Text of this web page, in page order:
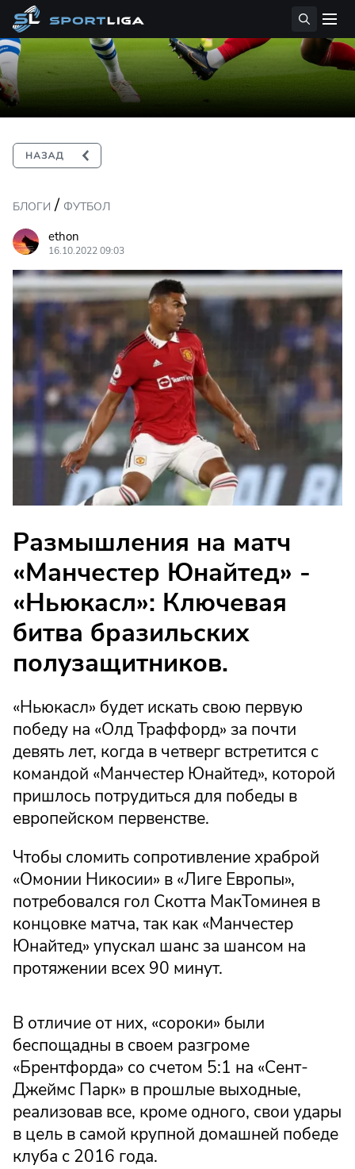
БЛОГИ / ФУТБОЛ
ethon
16.10.2022 09:03
Размышления на матч
«Манчестер Юнайтед» -
«Ньюкасл»: Ключевая
битва бразильских
полузащитников.
«Ньюкасл» будет искать свою первую
победу на «Олд Траффорд» за почти
девять лет, когда в четверг встретится с
командой «Манчестер Юнайтед», которой
пришлось потрудиться для победы в
европейском первенстве.
Чтобы сломить сопротивление храброй
«Омонии Никосии» в «Лиге Европы»,
потребовался гол Скотта МакТоминея в
концовке матча, так как «Манчестер
Юнайтед» упускал шанс за шансом на
протяжении всех 90 минут.
В отличие от них, «сороки» были
беспощадны в своем разгроме
«Брентфорда» со счетом 5:1 на «Сент-
Джеймс Парк» в прошлые выходные,
реализовав все, кроме одного, свои удары
в цель в самой крупной домашней победе
клуба с 2016 года.